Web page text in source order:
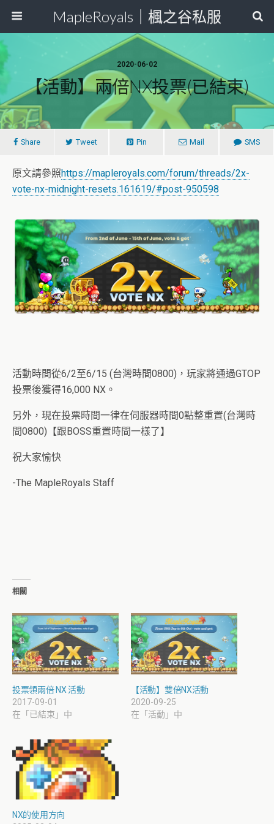
MapleRoyals｜楓之谷私服
2020-06-02
【活動】兩倍NX投票(已結束)
Share Tweet Pin Mail SMS
原文請參照https://mapleroyals.com/forum/threads/2x-
vote-nx-midnight-resets.161619/#post-950598
活動時間從6/2至6/15 (台灣時間0800)，玩家將通過GTOP
投票後獲得16,000 NX。
另外，現在投票時間一律在伺服器時間0點整重置(台灣時
間0800)【跟BOSS重置時間一樣了】
祝大家愉快
-The MapleRoyals Staff
相關
投票領兩倍 NX 活動
2017-09-01
在「已結束」中
【活動】雙倍NX活動
2020-09-25
在「活動」中
NX的使用方向